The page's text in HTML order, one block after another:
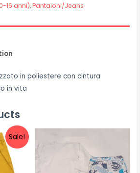
16 anni),Pantaloni/Jeans
in poliestere con cintura
in vita
Sale!